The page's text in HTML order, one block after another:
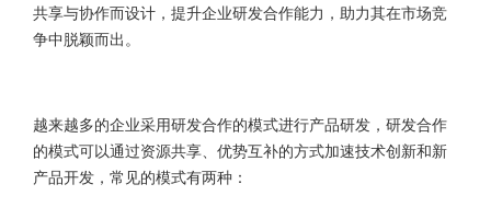
共享与协作而设计，提升企业研发合作能力，助力其在市场竞
争中脱颖而出。
越来越多的企业采用研发合作的模式进行产品研发，研发合作
的模式可以通过资源共享、优势互补的方式加速技术创新和新
产品开发，常见的模式有两种：